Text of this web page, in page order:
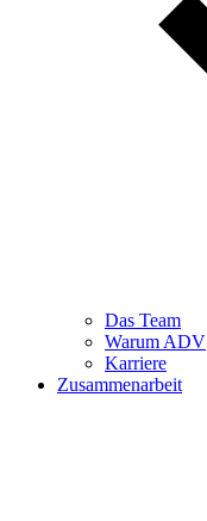
Das Team
Warum ADV
Karriere
Zusammenarbeit